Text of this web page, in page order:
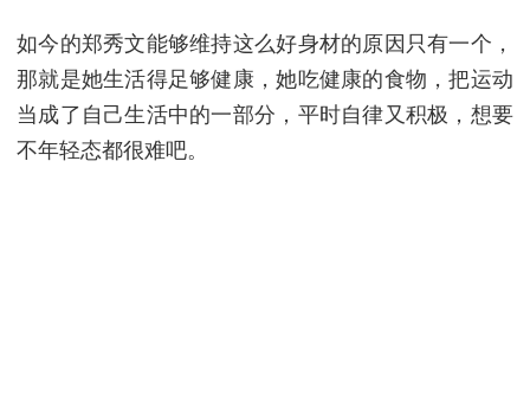
如今的郑秀文能够维持这么好身材的原因只有一个，
那就是她生活得足够健康，她吃健康的食物，把运动
当成了自己生活中的一部分，平时自律又积极，想要
不年轻态都很难吧。